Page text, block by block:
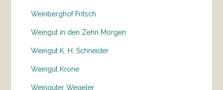
Weinberghof Fritsch
Weingut in den Zehn Morgen
Weingut K. H. Schneider
Weingut Krone
Weingüter Wegeler